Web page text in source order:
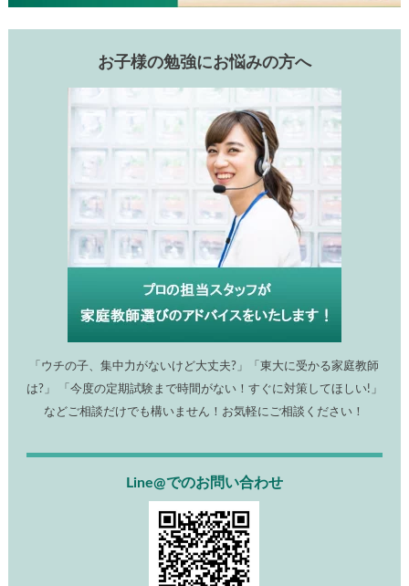
お子様の勉強にお悩みの方へ
「ウチの子、集中力がないけど大丈夫?」「東大に受かる家庭教師
は?」 「今度の定期試験まで時間がない！すぐに対策してほしい!」
などご相談だけでも構いません！お気軽にご相談ください！
Line@でのお問い合わせ